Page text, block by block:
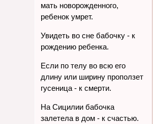
мать новорожденного,
ребенок умрет.
Увидеть во сне бабочку - к
рождению ребенка.
Если по телу во всю его
длину или ширину проползет
гусеница - к смерти.
На Сицилии бабочка
залетела в дом - к счастью.